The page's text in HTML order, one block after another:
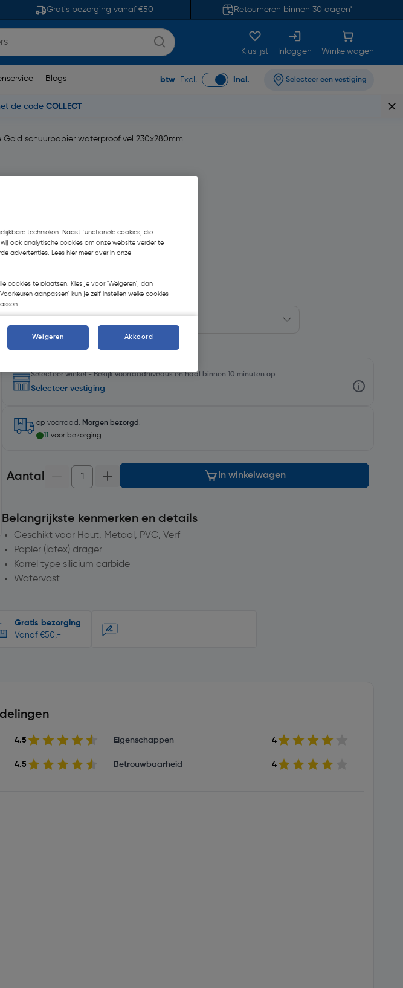
Gratis bezorging vanaf €50 Retourneren binnen 30 dagen*
Kluslijst Inloggen Winkelwagen
Blogs btw Excl. Incl. Selecteer een vestiging
de code COLLECT
Gold schuurpapier waterproof vel 230x280mm
€ 16,49
€ 15,44| Excl. btw € 12,76
Kies productvariant(12)
Selecteer winkel - Bekijk voorraadniveaus en haal binnen 10 minuten op
Selecteer vestiging
op voorraad. Morgen bezorgd .
11 voor bezorging
Aantal In winkelwagen
Belangrijkste kenmerken en details
Geschikt voor Hout, Metaal, PVC, Verf
Papier (latex) drager
Korrel type silicium carbide
Watervast
Gratis bezorging
Vanaf €50,-
4.5 Eigenschappen 4
4.5 Betrouwbaarheid 4
technieken. Naast functionele cookies, die
ook analytische cookies om onze website verder te
advertenties. Lees hier meer over in onze
cookies te plaatsen. Kies je voor 'Weigeren', dan
aanpassen' kun je zelf instellen welke cookies
Weigeren Akkoord